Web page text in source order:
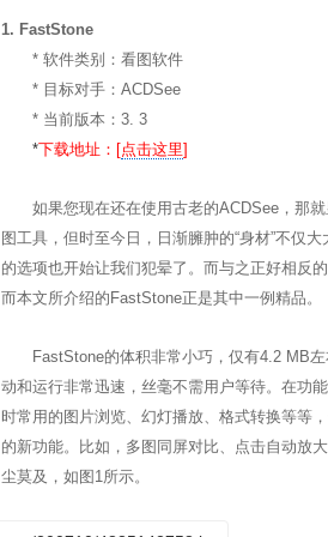
1. FastStone
* 软件类别：看图软件
* 目标对手：ACDSee
* 当前版本：3. 3
*下载地址：[点击这里]
如果您现在还在使用古老的ACDSee，那
图工具，但时至今日，日渐臃肿的“身材”不仅
的选项也开始让我们犯晕了。而与之正好相反
而本文所介绍的FastStone正是其中一例精品。
FastStone的体积非常小巧，仅有4.2 MB左
动和运行非常迅速，丝毫不需用户等待。在功
时常用的图片浏览、幻灯播放、格式转换等等
的新功能。比如，多图同屏对比、点击自动放
尘莫及，如图1所示。